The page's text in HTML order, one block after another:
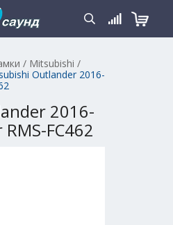
/ Mitsubishi /
Outlander 2016-
2016-
FC462